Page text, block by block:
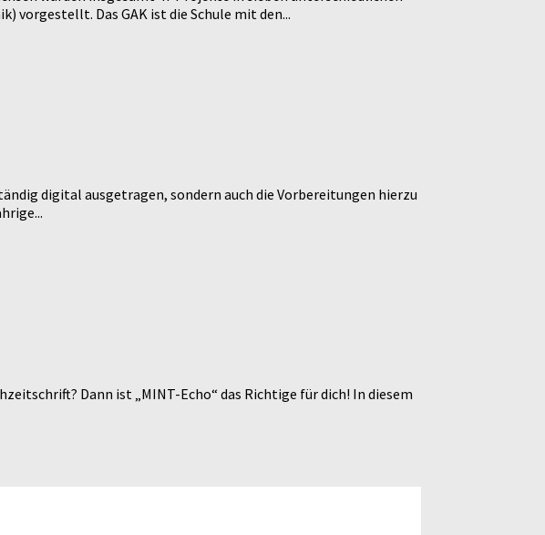
vorgestellt. Das GAK ist die Schule mit den...
digital ausgetragen, sondern auch die Vorbereitungen hierzu
Dann ist „MINT-Echo“ das Richtige für dich! In diesem